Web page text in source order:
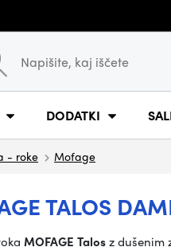
DODATKI
- roke Mofage
TALOS
MOFAGE Talosz dušenim